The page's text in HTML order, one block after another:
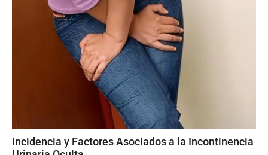
Incidencia y Factores Asociados a la Incontinencia